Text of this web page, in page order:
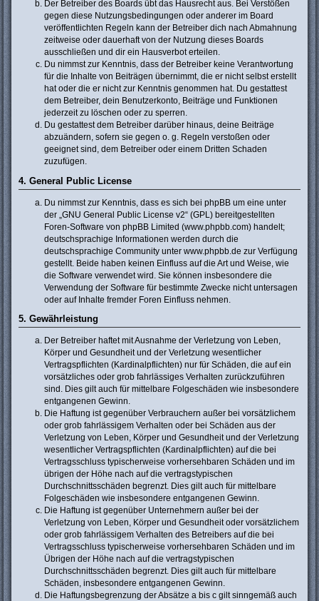
Der Betreiber des Boards übt das Hausrecht aus. Bei Verstößen
gegen diese Nutzungsbedingungen oder anderer im Board
veröffentlichten Regeln kann der Betreiber dich nach Abmahnung
zeitweise oder dauerhaft von der Nutzung dieses Boards
ausschließen und dir ein Hausverbot erteilen.
Du nimmst zur Kenntnis, dass der Betreiber keine Verantwortung
für die Inhalte von Beiträgen übernimmt, die er nicht selbst erstellt
hat oder die er nicht zur Kenntnis genommen hat. Du gestattest
dem Betreiber, dein Benutzerkonto, Beiträge und Funktionen
jederzeit zu löschen oder zu sperren.
Du gestattest dem Betreiber darüber hinaus, deine Beiträge
abzuändern, sofern sie gegen o. g. Regeln verstoßen oder
geeignet sind, dem Betreiber oder einem Dritten Schaden
zuzufügen.
4. General Public License
Du nimmst zur Kenntnis, dass es sich bei phpBB um eine unter
der „ GNU General Public License v2“ (GPL) bereitgestellten
Foren-Software von phpBB Limited (www.phpbb.com) handelt;
deutschsprachige Informationen werden durch die
deutschsprachige Community unter www.phpbb.de zur Verfügung
gestellt. Beide haben keinen Einfluss auf die Art und Weise, wie
die Software verwendet wird. Sie können insbesondere die
Verwendung der Software für bestimmte Zwecke nicht untersagen
oder auf Inhalte fremder Foren Einfluss nehmen.
5. Gewährleistung
Der Betreiber haftet mit Ausnahme der Verletzung von Leben,
Körper und Gesundheit und der Verletzung wesentlicher
Vertragspflichten (Kardinalpflichten) nur für Schäden, die auf ein
vorsätzliches oder grob fahrlässiges Verhalten zurückzuführen
sind. Dies gilt auch für mittelbare Folgeschäden wie insbesondere
entgangenen Gewinn.
Die Haftung ist gegenüber Verbrauchern außer bei vorsätzlichem
oder grob fahrlässigem Verhalten oder bei Schäden aus der
Verletzung von Leben, Körper und Gesundheit und der Verletzung
wesentlicher Vertragspflichten (Kardinalpflichten) auf die bei
Vertragsschluss typischerweise vorhersehbaren Schäden und im
übrigen der Höhe nach auf die vertragstypischen
Durchschnittsschäden begrenzt. Dies gilt auch für mittelbare
Folgeschäden wie insbesondere entgangenen Gewinn.
Die Haftung ist gegenüber Unternehmern außer bei der
Verletzung von Leben, Körper und Gesundheit oder vorsätzlichem
oder grob fahrlässigem Verhalten des Betreibers auf die bei
Vertragsschluss typischerweise vorhersehbaren Schäden und im
Übrigen der Höhe nach auf die vertragstypischen
Durchschnittsschäden begrenzt. Dies gilt auch für mittelbare
Schäden, insbesondere entgangenen Gewinn.
Die Haftungsbegrenzung der Absätze a bis c gilt sinngemäß auch